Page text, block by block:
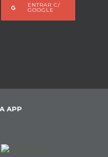
ENTRAR C/
GOOGLE
APP